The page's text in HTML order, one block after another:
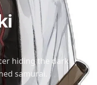
hiding the dark
samurai.